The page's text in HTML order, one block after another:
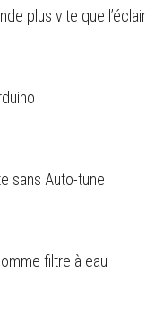
plus vite que l’éclair
sans Auto-tune
filtre à eau